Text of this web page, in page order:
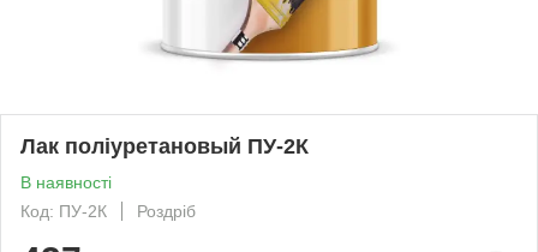
Лак поліуретановый ПУ-2К
В наявності
Код: ПУ-2К
Роздріб